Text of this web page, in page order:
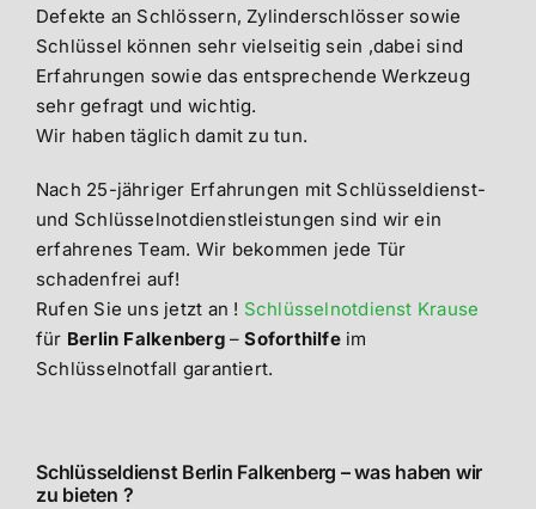
Defekte an Schlössern, Zylinderschlösser sowie
Schlüssel können sehr vielseitig sein ,dabei sind
Erfahrungen sowie das entsprechende Werkzeug
sehr gefragt und wichtig.
Wir haben täglich damit zu tun.
Nach 25-jähriger Erfahrungen mit Schlüsseldienst-
und Schlüsselnotdienstleistungen sind wir ein
erfahrenes Team. Wir bekommen jede Tür
schadenfrei auf!
Rufen Sie uns jetzt an ! Schlüsselnotdienst Krause
für Berlin Falkenberg–Soforthilfeim
Schlüsselnotfall garantiert.
Schlüsseldienst Berlin Falkenberg – was haben wir
zu bieten ?